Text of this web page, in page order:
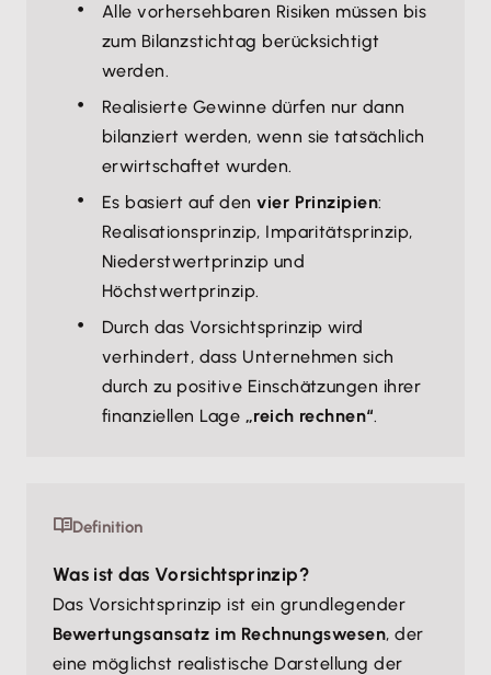
Alle vorhersehbaren Risiken müssen bis
zum Bilanzstichtag berücksichtigt
werden.
Realisierte Gewinne dürfen nur dann
bilanziert werden, wenn sie tatsächlich
erwirtschaftet wurden.
Es basiert auf denvier Prinzipien:
Realisationsprinzip, Imparitätsprinzip,
Niederstwertprinzip und
Höchstwertprinzip.
Durch das Vorsichtsprinzip wird
verhindert, dass Unternehmen sich
durch zu positive Einschätzungen ihrer
finanziellen Lage „reich rechnen“.
Definition
Was ist das Vorsichtsprinzip?
Das Vorsichtsprinzip ist ein grundlegender
Bewertungsansatz im Rechnungswesen, der
eine möglichst realistische Darstellung der